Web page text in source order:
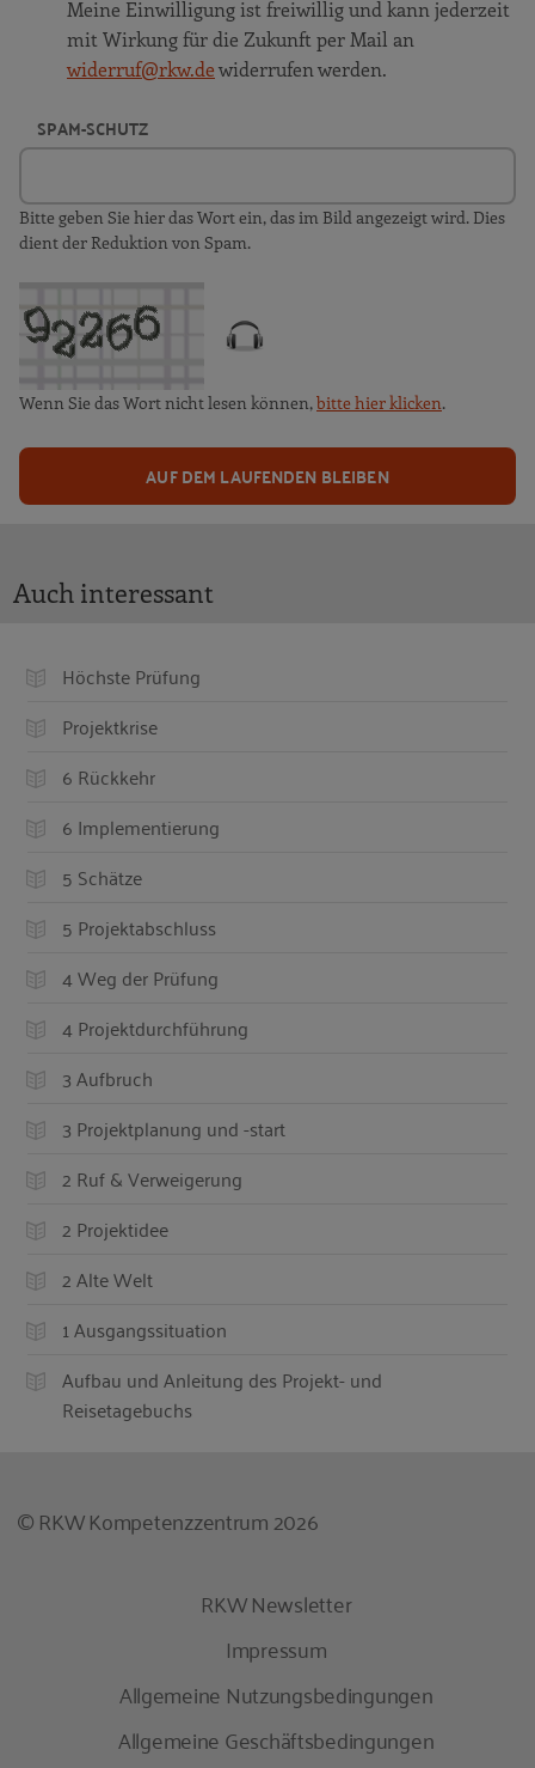
Meine Einwilligung ist freiwillig und kann jederzeit
mit Wirkung für die Zukunft per Mail an
widerruf@rkw.dewiderrufen werden.
SPAM-SCHUTZ
Bitte geben Sie hier das Wort ein, das im Bild angezeigt wird. Dies
dient der Reduktion von Spam.
Wenn Sie das Wort nicht lesen können, bitte hier klicken.
AUF DEM LAUFENDEN BLEIBEN
Auch interessant
Höchste Prüfung
Projektkrise
6 Rückkehr
6 Implementierung
5 Schätze
5 Projektabschluss
4 Weg der Prüfung
4 Projektdurchführung
3 Aufbruch
3 Projektplanung und -start
2 Ruf & Verweigerung
2 Projektidee
2 Alte Welt
1 Ausgangssituation
Aufbau und Anleitung des Projekt- und
Reisetagebuchs
© RKW Kompetenzzentrum 2026
RKW Newsletter
Impressum
Allgemeine Nutzungsbedingungen
Allgemeine Geschäftsbedingungen